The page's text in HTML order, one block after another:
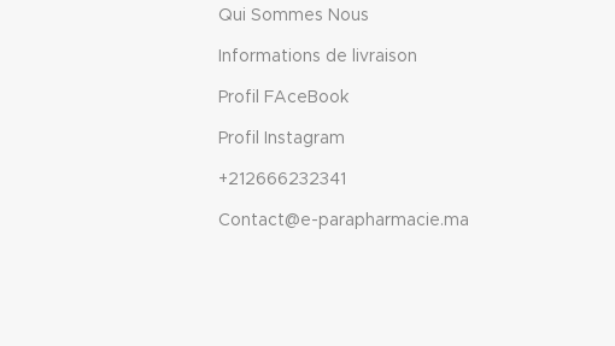
Qui Sommes Nous
Informations de livraison
Profil FAceBook
Profil Instagram
+212666232341
Contact@e-parapharmacie.ma